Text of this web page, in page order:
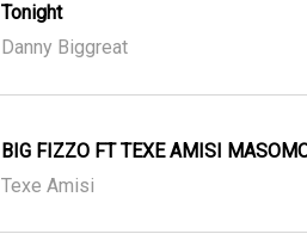
Tonight
Danny Biggreat
BIG FIZZO FT TEXE AMISI
Texe Amisi